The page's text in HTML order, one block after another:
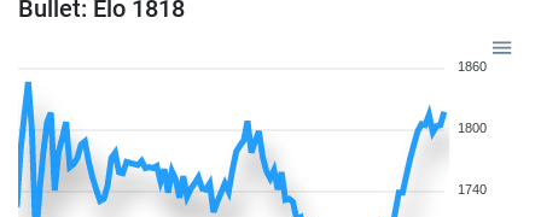
Bullet: Elo 1818
1860
1800
1740